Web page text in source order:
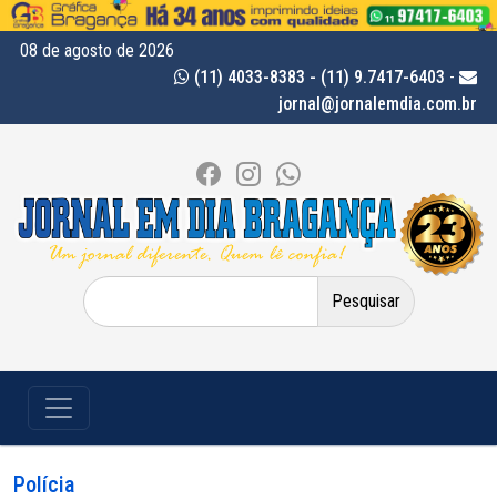
08 de agosto de 2026
(11) 4033-8383 - (11) 9.7417-6403 -
jornal@jornalemdia.com.br
Pesquisar
por:
Polícia